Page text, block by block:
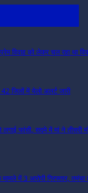
विवाह को लेकर चल रहा था
जिलों में येलो अलर्ट जारी
फांसी, सदमे में मां ने तीसरी
में 3 आरोपी गिरफ्तार, तमंचा